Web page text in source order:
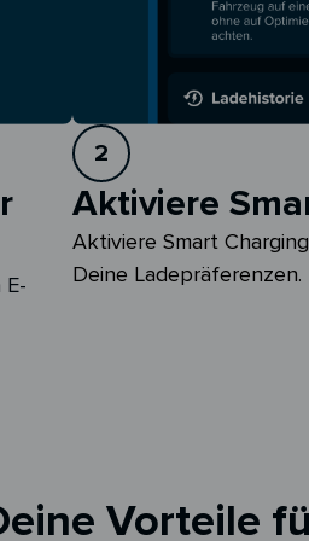
2
Aktiviere
Aktiviere Smart
Deine Ladepräferenzen.
Vorteile